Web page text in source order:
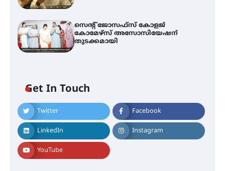
സെന്റ് ജോസഫ്സ് കോളജ്
കോമേഴ്‌സ് അസോസിയേഷന്
തുടക്കമായി
Get In Touch
Twitter Facebook
LinkedIn Instagram
YouTube
എം.ജി. യൂണിവേഴ്‌സിറ്റിയിൽ നിന്ന്
ഇംഗ്ളീഷ് സാഹിത്യത്തിൽ
ഡോക്ടറേറ്റ് നേടിയ എൻ. ആര്യ